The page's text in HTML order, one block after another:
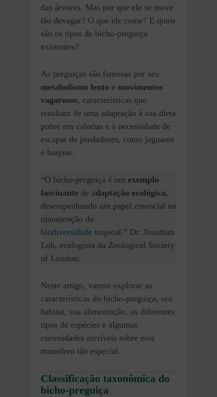
das árvores. Mas por que ele se move
tão devagar? O que ele come? E quais
são os tipos de bicho-preguiça
existentes?
As preguiças são famosas por seu
metabolismo lento e movimentos
vagarosos, características que
resultam de uma adaptação à sua dieta
pobre em calorias e à necessidade de
escapar de predadores, como jaguares
e harpias.
“O bicho-preguiça é um exemplo
fascinante de adaptação ecológica,
desempenhando um papel essencial na
manutenção da
biodiversidade tropical.” Dr. Jonathan
Loh, ecologista da Zoological Society
of London:
Neste artigo, vamos explorar as
características do bicho-preguiça, seu
habitat, sua alimentação, os diferentes
tipos de espécies e algumas
curiosidades incríveis sobre esse
mamífero tão especial.
Classificação taxonômica do
bicho-preguiça